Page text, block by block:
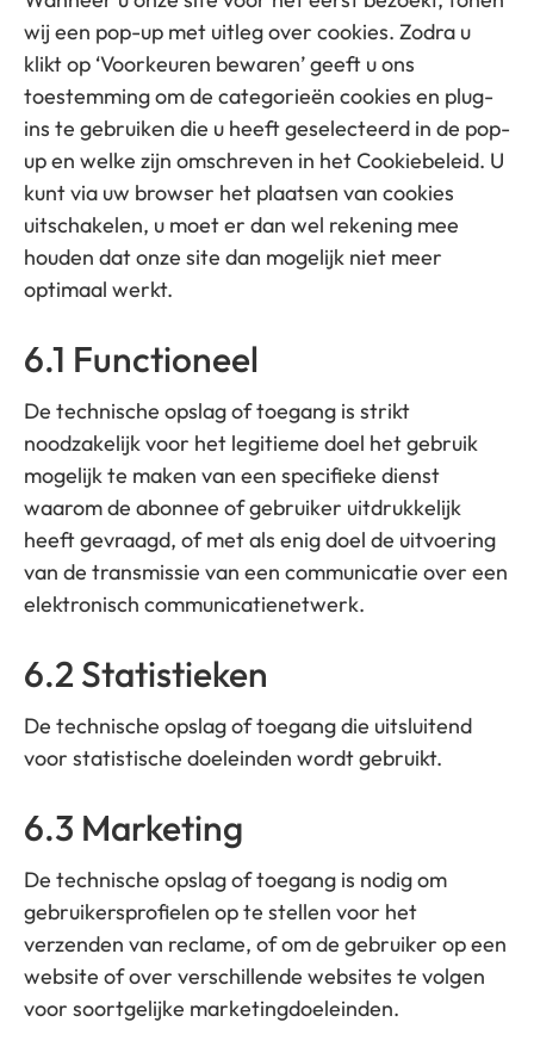
wij een pop-up met uitleg over cookies. Zodra u
klikt op ‘Voorkeuren bewaren’ geeft u ons
toestemming om de categorieën cookies en plug-
ins te gebruiken die u heeft geselecteerd in de pop-
up en welke zijn omschreven in het Cookiebeleid. U
kunt via uw browser het plaatsen van cookies
uitschakelen, u moet er dan wel rekening mee
houden dat onze site dan mogelijk niet meer
optimaal werkt.
6.1 Functioneel
De technische opslag of toegang is strikt
noodzakelijk voor het legitieme doel het gebruik
mogelijk te maken van een specifieke dienst
waarom de abonnee of gebruiker uitdrukkelijk
heeft gevraagd, of met als enig doel de uitvoering
van de transmissie van een communicatie over een
elektronisch communicatienetwerk.
6.2 Statistieken
De technische opslag of toegang die uitsluitend
voor statistische doeleinden wordt gebruikt.
6.3 Marketing
De technische opslag of toegang is nodig om
gebruikersprofielen op te stellen voor het
verzenden van reclame, of om de gebruiker op een
website of over verschillende websites te volgen
voor soortgelijke marketingdoeleinden.